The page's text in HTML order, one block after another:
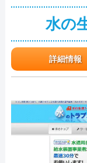
水の
詳細情報